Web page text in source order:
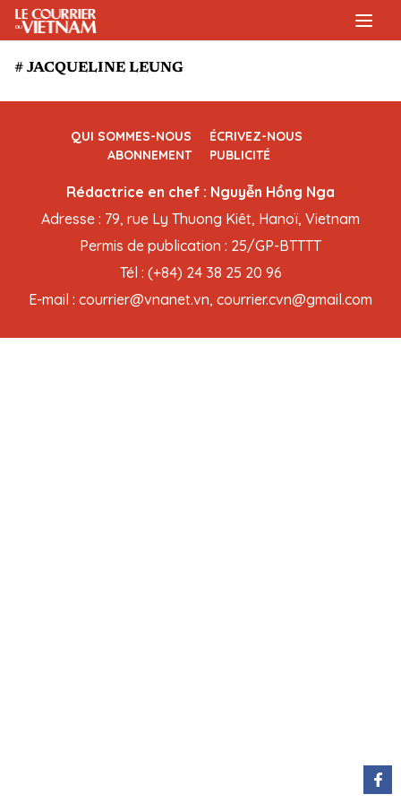
# JACQUELINE LEUNG
QUI SOMMES-NOUS
ÉCRIVEZ-NOUS
ABONNEMENT
PUBLICITÉ
Rédactrice en chef : Nguyễn Hồng Nga
Adresse : 79, rue Ly Thuong Kiêt, Hanoï, Vietnam
Permis de publication : 25/GP-BTTTT
Tél : (+84) 24 38 25 20 96
E-mail : courrier@vnanet.vn, courrier.cvn@gmail.com